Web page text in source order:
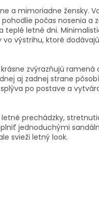
a mimoriadne žensky.
počas nosenia a
letné dni.
výstrihu, ktoré
zvýrazňujú ramená
aj zadnej strane
po postave a
prechádzky,
jednoduchými
svieži letný look.